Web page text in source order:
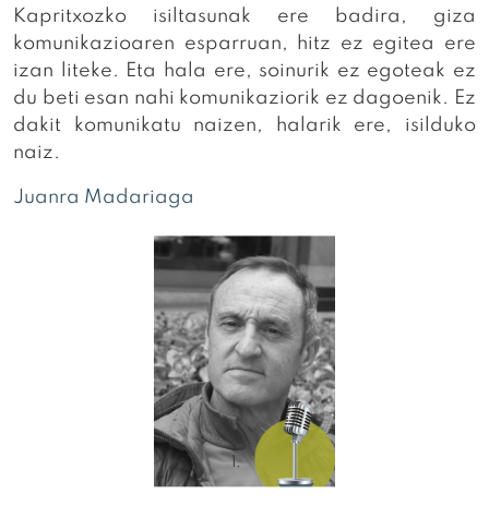
Kapritxozko isiltasunak ere badira, giza
komunikazioaren esparruan, hitz ez egitea ere
izan liteke. Eta hala ere, soinurik ez egoteak ez
du beti esan nahi komunikaziorik ez dagoenik. Ez
dakit komunikatu naizen, halarik ere, isilduko
naiz.
Juanra Madariaga